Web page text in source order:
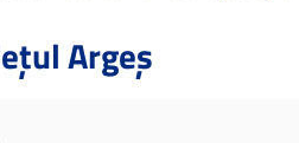
Argeș